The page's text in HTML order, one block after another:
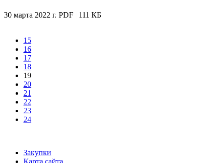
30 марта 2022 г. PDF | 111 КБ
15
16
17
18
19
20
21
22
23
24
Закупки